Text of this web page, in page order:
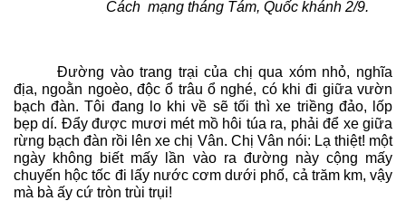
Cách mạng tháng Tám, Quốc khánh 2/9.
Đường vào trang trại của chị qua xóm nhỏ, nghĩa
địa, ngoằn ngoèo, độc ổ trâu ổ nghé, có khi đi giữa vườn
bạch đàn. Tôi đang lo khi về sẽ tối thì xe triềng đảo, lốp
bẹp dí. Đẩy được mươi mét mồ hôi túa ra, phải để xe giữa
rừng bạch đàn rồi lên xe chị Vân. Chị Vân nói: Lạ thiệt! một
ngày không biết mấy lần vào ra đường này cộng mấy
chuyến hộc tốc đi lấy nước cơm dưới phố, cả trăm km, vậy
mà bà ấy cứ tròn trùi trụi!